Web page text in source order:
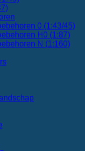
0 (1:43/45)
H0 (1:87)
N (1:160)